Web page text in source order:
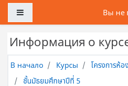
Перейти к основному содержанию
Вы не
Информация о
В начало Курсы
โครงการห้อ
ชั้นมัธยมศึกษาปีที่ 5